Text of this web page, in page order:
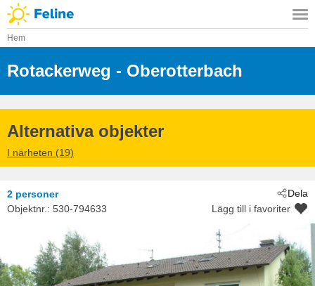
Hem
Rotackerweg
- 76889
- Oberotterbach
Alternativa objekter
I närheten (19)
Dela
2 personer
Objektnr.: 530-794633 Lägg till i favoriter